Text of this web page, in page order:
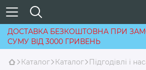
ДОСТАВКА БЕЗКОШТОВНА ПРИ
СУМУ ВІД 3000 ГРИВЕНЬ
Каталог Каталог Підгодівлі і